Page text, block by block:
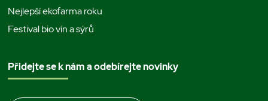
Nejlepší ekofarma roku
Festival bio vín a sýrů
Přidejte se k nám a odebírejte novinky